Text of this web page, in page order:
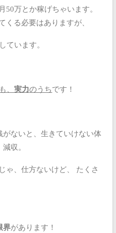
50万とか稼げちゃいます。
くる必要はありますが、
ています。
、実力のうちです！
ないと、生きていけない体
収。
ゃ、仕方ないけど、
たくさ
界があります！